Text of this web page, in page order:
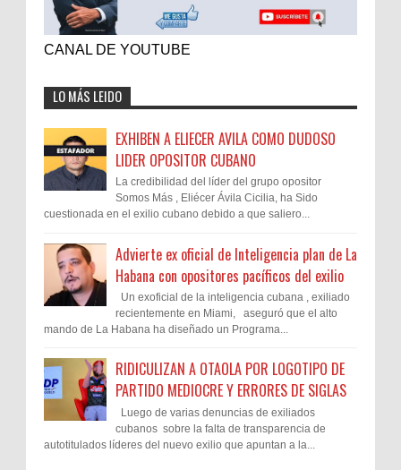
CANAL DE YOUTUBE
LO MÁS LEIDO
EXHIBEN A ELIECER AVILA COMO DUDOSO
LIDER OPOSITOR CUBANO
La credibilidad del líder del grupo opositor
Somos Más , Eliécer Ávila Cicilia, ha Sido
cuestionada en el exilio cubano debido a que saliero...
Advierte ex oficial de Inteligencia plan de La
Habana con opositores pacíficos del exilio
Un exoficial de la inteligencia cubana , exiliado
recientemente en Miami, aseguró que el alto
mando de La Habana ha diseñado un Programa...
RIDICULIZAN A OTAOLA POR LOGOTIPO DE
PARTIDO MEDIOCRE Y ERRORES DE SIGLAS
Luego de varias denuncias de exiliados
cubanos sobre la falta de transparencia de
autotitulados líderes del nuevo exilio que apuntan a la...